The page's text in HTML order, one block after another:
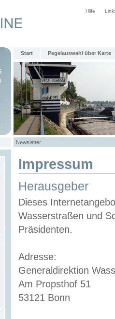
Hilfe
Start Pegelauswahl über Karte
Newsletter
Impressum
Herausgeber
Dieses
Wasserstraßen und
Präsidenten.
Adresse:
Generaldirektion
Am Propsthof 51
53121 Bonn